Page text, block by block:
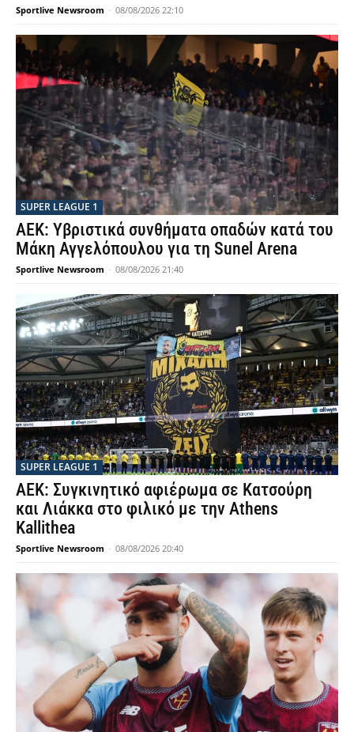
Sportlive Newsroom - 08/08/2026 22:10
SUPER LEAGUE 1
ΑΕΚ: Υβριστικά συνθήματα οπαδών κατά του
Μάκη Αγγελόπουλου για τη Sunel Arena
Sportlive Newsroom - 08/08/2026 21:40
SUPER LEAGUE 1
ΑΕΚ: Συγκινητικό αφιέρωμα σε Κατσούρη
και Λιάκκα στο φιλικό με την Athens
Kallithea
Sportlive Newsroom - 08/08/2026 20:40